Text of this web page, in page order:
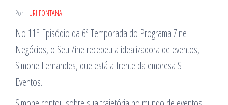
Por IURI FONTANA
No 11º Episódio da 6ª Temporada do Programa Zine
Negócios, o Seu Zine recebeu a idealizadora de eventos,
Simone Fernandes, que está a frente da empresa SF
Eventos.